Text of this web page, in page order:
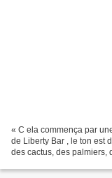
« C ela commença par
de Liberty Bar , le ton est
des cactus, des palmiers,